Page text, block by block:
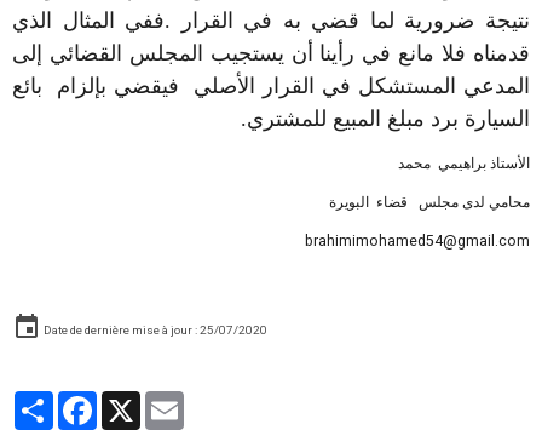
نتيجة ضرورية لما قضي به في القرار .ففي المثال الذي
قدمناه فلا مانع في رأينا أن يستجيب المجلس القضائي إلى
المدعي المستشكل في القرار الأصلي فيقضي بإلزام بائع
السيارة برد مبلغ المبيع للمشتري.
الأستاذ براهيمي محمد
محامي لدى مجلس قضاء البويرة
brahimimohamed54@gmail.com
Date de dernière mise à jour : 25/07/2020
PartagerFacebook